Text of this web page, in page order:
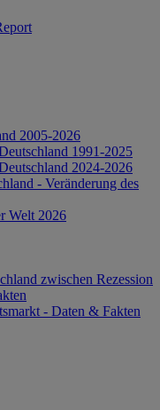
2005-2026
1991-2025
2024-2026
- Veränderung des
Welt 2026
zwischen Rezession
- Daten & Fakten